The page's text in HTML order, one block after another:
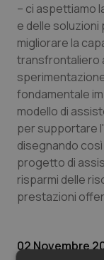
Oncologia
Psoriasi &
Rene &
– ci aspettiamo
e delle
migliorare la
transfrontaliero
fondamentale
modello di
per supportare
disegnando
progetto di
risparmi delle
prestazioni
02 Novembre